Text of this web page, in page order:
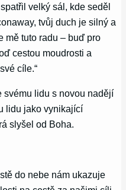
velký sál, kde seděl
tvůj duch je silný a
mě tuto radu – buď pro
cestou moudrosti a
cíle.“
svému lidu s novou nadějí
lidu jako vynikající
slyšel od Boha.
do nebe nám ukazuje